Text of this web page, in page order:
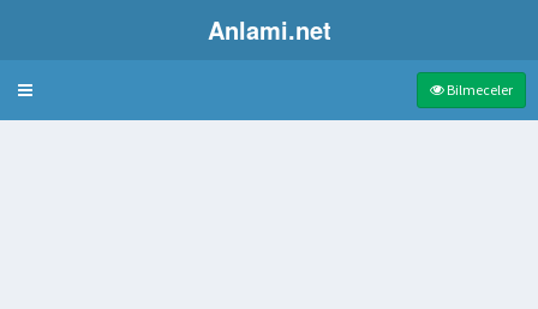
Anlami.net
Bulmaca Bilmeceler